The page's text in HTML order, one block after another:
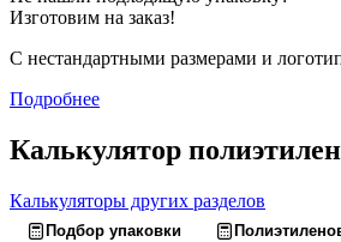
Изготовим на заказ!
С нестандартными размерами и
Подробнее
Калькулятор
Калькуляторы других разделов
Подбор упаковки